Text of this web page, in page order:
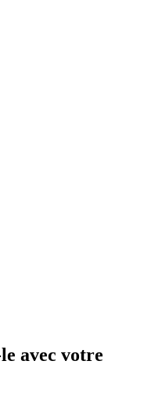
avec votre